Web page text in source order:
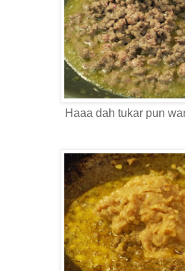
Haaa dah tukar pun